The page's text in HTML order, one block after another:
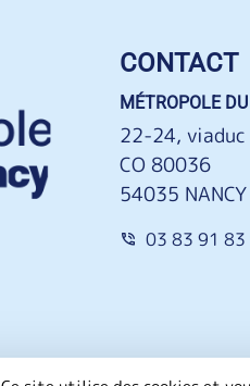
CONTACT
MÉTROPOLE
22-24, viaduc
CO 80036
54035
03 83 91 83